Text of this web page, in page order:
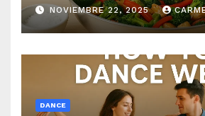
NOVIEMBRE 22, 2025
DANCE